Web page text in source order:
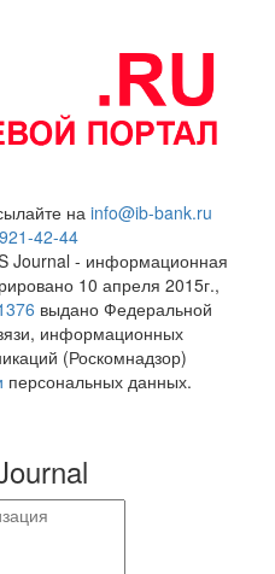
на info@ib-bank.ru
42-44
Journal - информационная
10 апреля 2015г.,
выдано Федеральной
информационных
(Роскомнадзор)
персональных данных.